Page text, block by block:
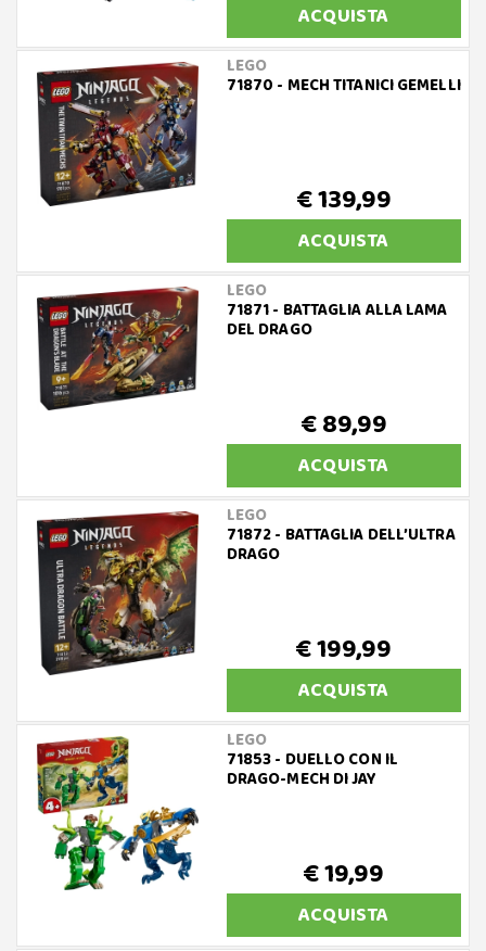
ACQUISTA
LEGO
71870 - MECH TITANICI GEMELLI
€ 139,99
ACQUISTA
LEGO
71871 - BATTAGLIA ALLA LAMA
DEL DRAGO
€ 89,99
ACQUISTA
LEGO
71872 - BATTAGLIA DELL’ULTRA
DRAGO
€ 199,99
ACQUISTA
LEGO
71853 - DUELLO CON IL
DRAGO-MECH DI JAY
€ 19,99
ACQUISTA